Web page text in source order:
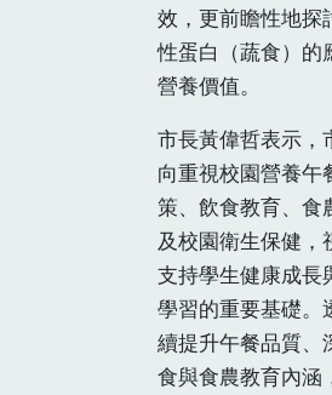
效，更前瞻性地探
性蛋白（蔬食）的
營養價值。
市長黃偉哲表示，
向重視校園營養午
策、飲食教育、食
及校園衛生保健，
支持學生健康成長
學習的重要基礎。
續提升午餐品質、
食與食農教育內涵